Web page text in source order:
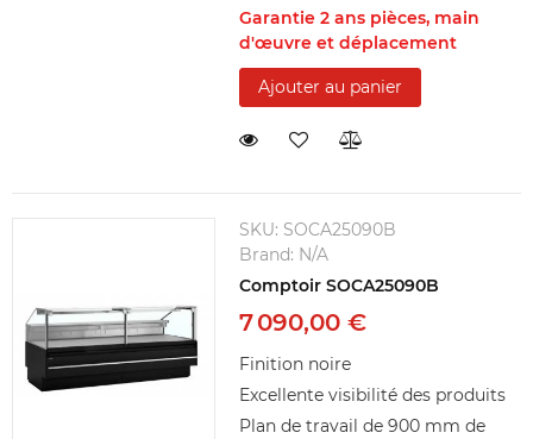
Garantie 2 ans pièces, main
d'œuvre et déplacement
Ajouter au panier
SKU: SOCA25090B
Brand: N/A
Comptoir SOCA25090B
7 090,00 €
Finition noire
Excellente visibilité des produits
Plan de travail de 900 mm de